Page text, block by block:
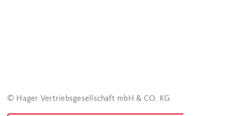
© Hager Vertriebsgesellschaft mbH & CO. KG